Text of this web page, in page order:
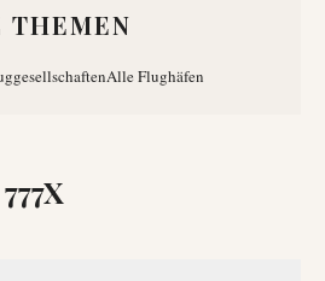
THEMEN
Alle Flughäfen